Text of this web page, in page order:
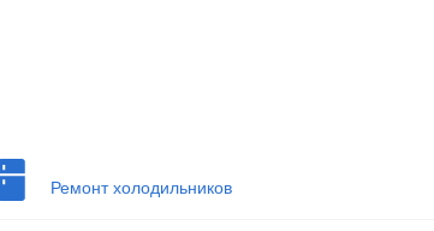
Ремонт холодильников